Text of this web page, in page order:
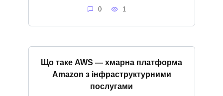
0 1
Що таке AWS — хмарна платформа
Amazon з інфраструктурними
послугами